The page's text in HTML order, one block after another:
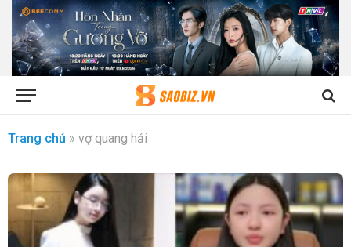
Trang chủ » vợ quang hải